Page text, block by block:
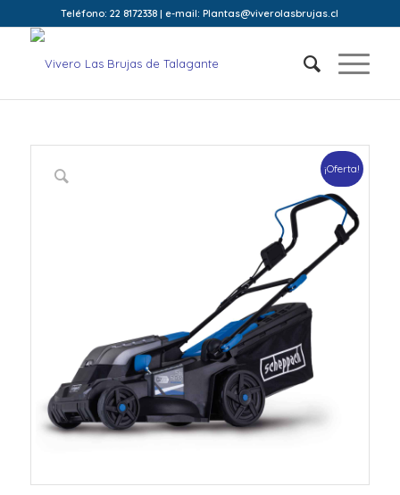
Teléfono: 22 8172338 | e-mail: Plantas@viverolasbrujas.cl
¡Oferta!